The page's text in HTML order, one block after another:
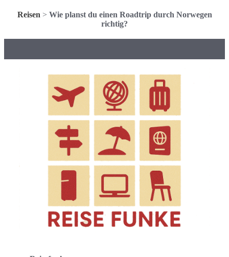
Reisen > Wie planst du einen Roadtrip durch Norwegen
richtig?